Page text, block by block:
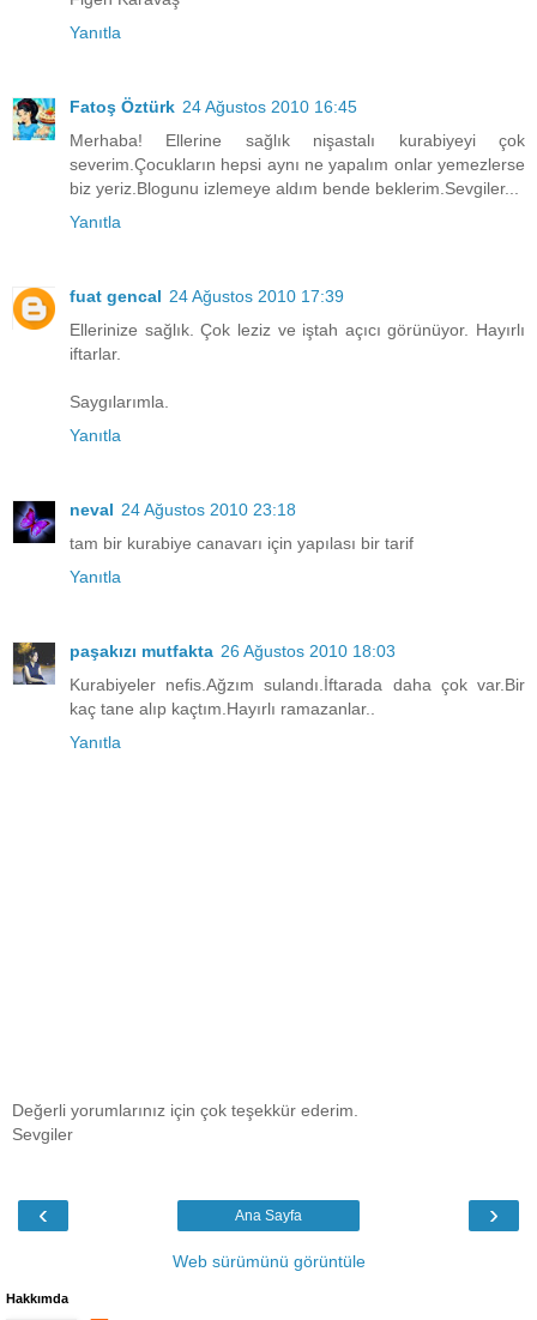
Yanıtla
Fatoş Öztürk 24 Ağustos 2010 16:45
Merhaba! Ellerine sağlık nişastalı kurabiyeyi çok
severim.Çocukların hepsi aynı ne yapalım onlar yemezlerse
biz yeriz.Blogunu izlemeye aldım bende beklerim.Sevgiler...
Yanıtla
fuat gencal 24 Ağustos 2010 17:39
Ellerinize sağlık. Çok leziz ve iştah açıcı görünüyor. Hayırlı
iftarlar.
Saygılarımla.
Yanıtla
neval 24 Ağustos 2010 23:18
tam bir kurabiye canavarı için yapılası bir tarif
Yanıtla
paşakızı mutfakta 26 Ağustos 2010 18:03
Kurabiyeler nefis.Ağzım sulandı.İftarada daha çok var.Bir
kaç tane alıp kaçtım.Hayırlı ramazanlar..
Yanıtla
Değerli yorumlarınız için çok teşekkür ederim.
Sevgiler
‹ ›
Ana Sayfa
Web sürümünü görüntüle
Hakkımda